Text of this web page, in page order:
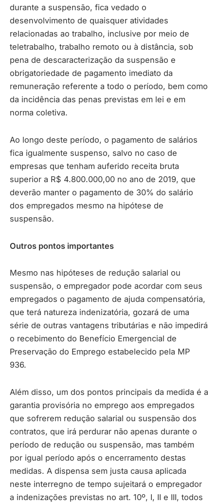
durante a suspensão, fica vedado o
desenvolvimento de quaisquer atividades
relacionadas ao trabalho, inclusive por meio de
teletrabalho, trabalho remoto ou à distância, sob
pena de descaracterização da suspensão e
obrigatoriedade de pagamento imediato da
remuneração referente a todo o período, bem como
da incidência das penas previstas em lei e em
norma coletiva.
Ao longo deste período, o pagamento de salários
fica igualmente suspenso, salvo no caso de
empresas que tenham auferido receita bruta
superior a R$ 4.800.000,00 no ano de 2019, que
deverão manter o pagamento de 30% do salário
dos empregados mesmo na hipótese de
suspensão.
Outros pontos importantes
Mesmo nas hipóteses de redução salarial ou
suspensão, o empregador pode acordar com seus
empregados o pagamento de ajuda compensatória,
que terá natureza indenizatória, gozará de uma
série de outras vantagens tributárias e não impedirá
o recebimento do Benefício Emergencial de
Preservação do Emprego estabelecido pela MP
936.
Além disso, um dos pontos principais da medida é a
garantia provisória no emprego aos empregados
que sofrerem redução salarial ou suspensão dos
contratos, que irá perdurar não apenas durante o
período de redução ou suspensão, mas também
por igual período após o encerramento destas
medidas. A dispensa sem justa causa aplicada
neste interregno de tempo sujeitará o empregador
a indenizações previstas no art. 10º, I, II e III, todos